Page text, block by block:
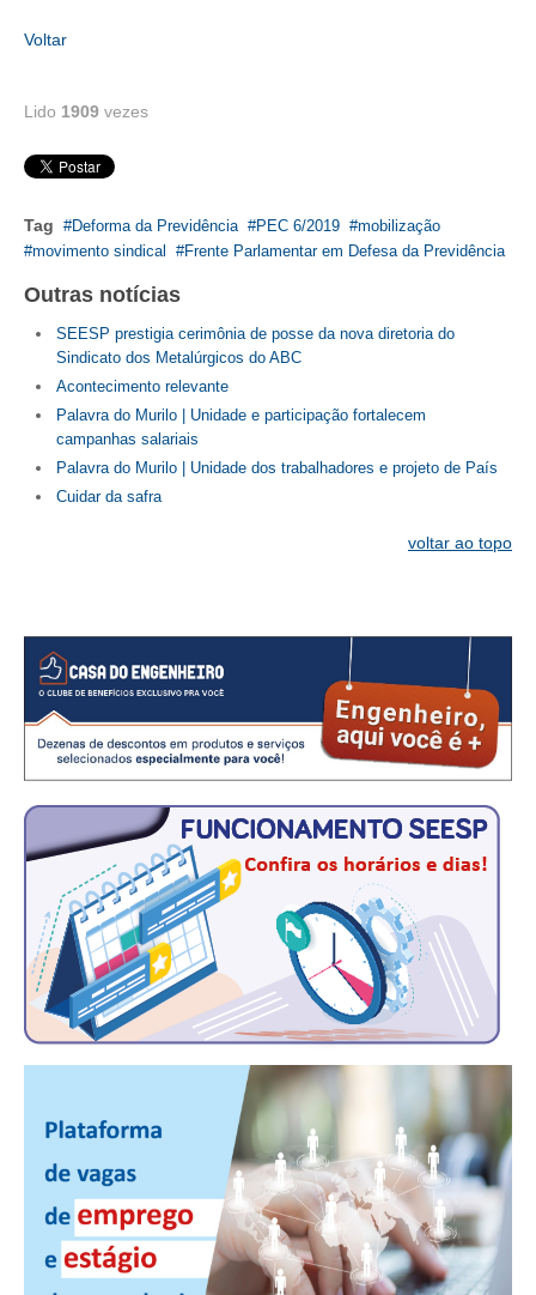
CONTATO
PLATAFORMAS GRATUITAS
BENEFÍCIOS
APOSENTADORIA
CONVÊNIOS
PLANO DE SAÚDE
SEESPPREV
COMUNICAÇÃO
PALAVRA DO MURILO
CONTEÚDO ESPECIAL
JORNAL DO ENGENHEIRO
AGENDA
SEESP NOTÍCIAS
NOTÍCIAS NO WHATSAPP
FOTOS
PUBLICIDADE
MANUAL DE REDAÇÃO
RELEASES
CONTATO
Voltar
Lido 1909 vezes
Tag Deforma da Previdência PEC 6/2019
mobilização
movimento sindical
Frente Parlamentar em Defesa da Previdência
Outras notícias
SEESP prestigia cerimônia de posse da nova diretoria do
Sindicato dos Metalúrgicos do ABC
Acontecimento relevante
Palavra do Murilo | Unidade e participação fortalecem
campanhas salariais
Palavra do Murilo | Unidade dos trabalhadores e projeto de País
Cuidar da safra
voltar ao topo